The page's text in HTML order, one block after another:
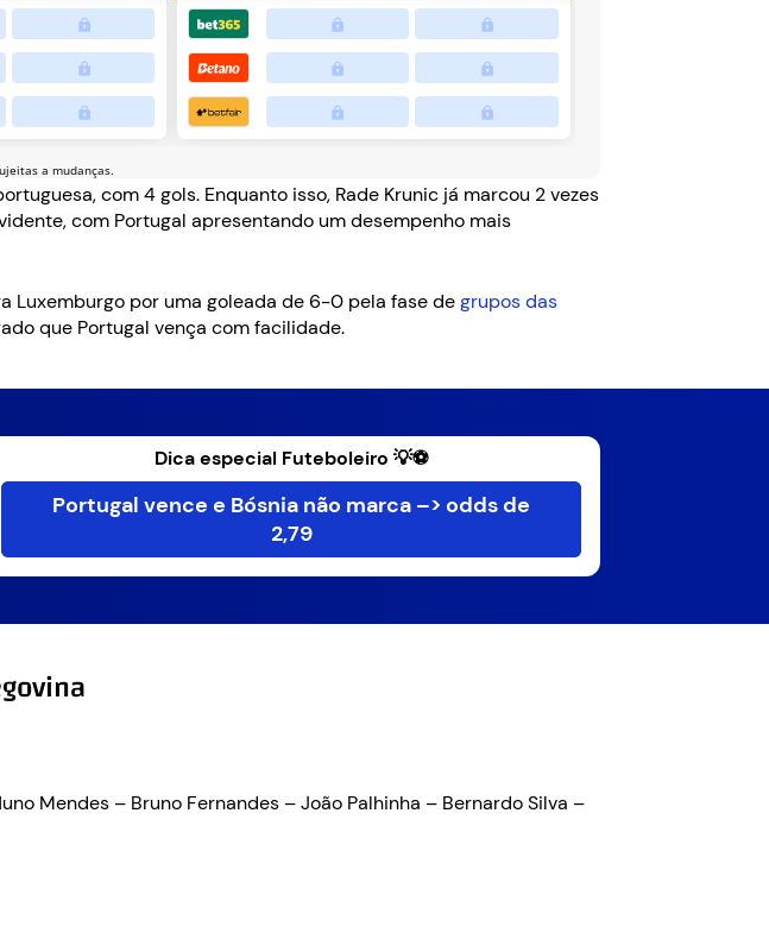
com 4 gols. Enquanto isso, Rade Krunic já marcou 2 vezes
com Portugal apresentando um desempenho mais
Luxemburgo por uma goleada de 6-0 pela fase degrupos das
que Portugal vença com facilidade.
Dica especial Futeboleiro 💡⚽
Portugal vence e Bósnia não marca –> odds de
2,79
Mendes – Bruno Fernandes – João Palhinha – Bernardo Silva –